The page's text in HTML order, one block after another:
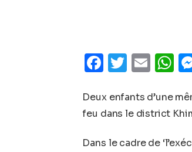
Deux enfants d’une
feu dans le district
Dans le cadre de